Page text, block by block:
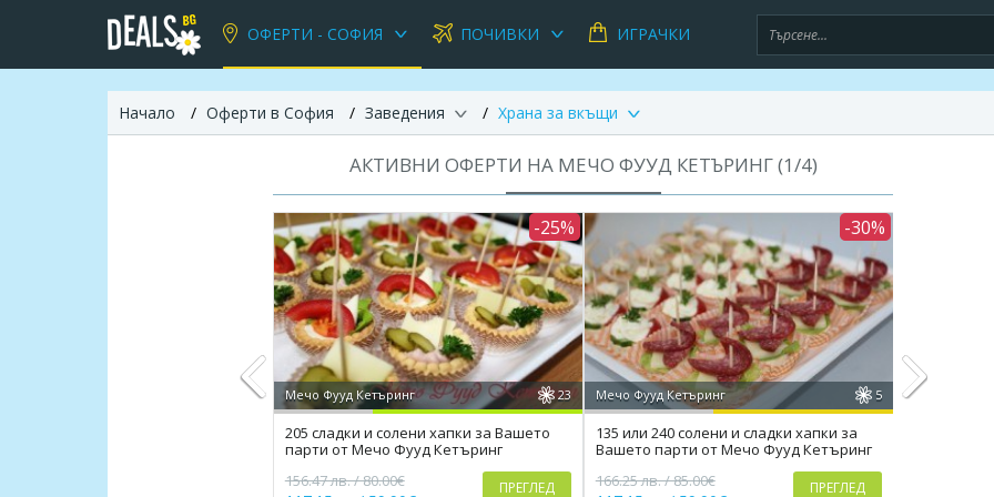
ОФЕРТИ - СОФИЯ ПОЧИВКИ ИГРАЧКИ
Начало Оферти в София Заведения Храна за вкъщи
АКТИВНИ ОФЕРТИ НА МЕЧО ФУУД КЕТЪРИНГ (1/4)
-25%
Мечо Фууд Кетъринг 23
205 сладки и солени хапки за Вашето
парти от Мечо Фууд Кетъринг
156.47 лв. / 80.00€
ПРЕГЛЕД
-30%
Мечо Фууд Кетъринг 5
135 или 240 солени и сладки хапки за
Вашето парти от Мечо Фууд Кетъринг
166.25 лв. / 85.00€
ПРЕГЛЕД
Мечо Фууд
Супер